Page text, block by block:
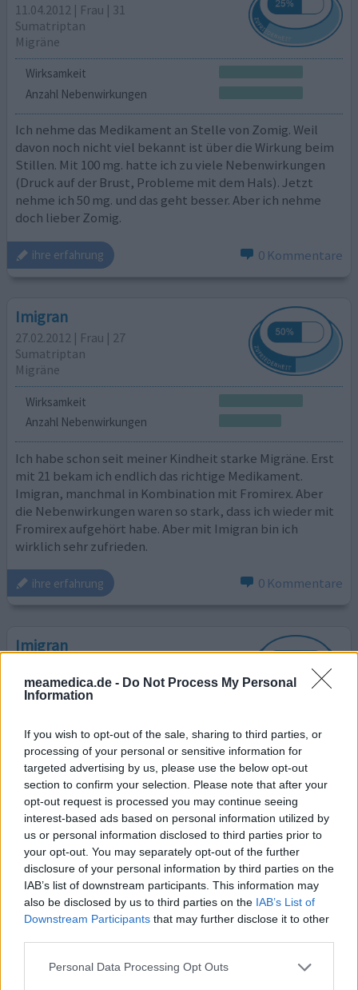
meamedica.de - Do Not Process My Personal
Information
If you wish to opt-out of the sale, sharing to third parties, or
processing of your personal or sensitive information for
targeted advertising by us, please use the below opt-out
section to confirm your selection. Please note that after your
opt-out request is processed you may continue seeing
interest-based ads based on personal information utilized by
us or personal information disclosed to third parties prior to
your opt-out. You may separately opt-out of the further
disclosure of your personal information by third parties on the
IAB’s list of downstream participants. This information may
also be disclosed by us to third parties on the IAB’s List of
Downstream Participants that may further disclose it to other
Personal Data Processing Opt Outs
11.04.2012 | Frau | 31
Sumatriptan
Migräne
Wirksamkeit
Anzahl Nebenwirkungen
Ich nehme das Medikament an Stelle von Zomig. Weil
davon noch nicht viel bekannt ist über die Wirkung beim
Stillen. Mit 100 mg. hatte ich zu viele Nebenwirkungen
(Druck auf der Brust, Probleme mit dem Hals). Jetzt
nehme ich 50 mg. und das geht besser. Aber ich nehme
doch lieber Zomig.
ihre erfahrung 0 Kommentare
Imigran
27.02.2012 | Frau | 27
Sumatriptan
Migräne
Wirksamkeit
Anzahl Nebenwirkungen
Ich habe schon seit meiner Kindheit starke Migräne. Erst
mit 21 bekam ich endlich das richtige Medikament.
Imigran, manchmal in Kombination mit Fromirex. Aber
die Nebenwirkungen waren so stark, dass ich wieder mit
Fromirex aufgehört habe. Aber mit Imigran bin ich
wirklich sehr zufrieden.
ihre erfahrung 0 Kommentare
Imigran
Sumatriptan
Kopfschmerzen
Wirksamkeit
Anzahl Nebenwirkungen
Ich habe seit meiner Pubertät Migräne und habe auch
schon viele verschiedene Medikamente ausprobiert.
Aber Imigran ist das Einzige was wirklich hilft. Ich muss
mich zwar kurz hinlegen und schlafe dann auch immer
ein, aber wenn ich aufwache ich die Migräne fast immer
verschwunden. Wenn ich mich nicht hinlege, wirkt es
nicht so gut. Nebenwirkungen; starke Müdigkeit,
Übelkeit ... Lesen Sie mehr
ihre erfahrung 0 Kommentare